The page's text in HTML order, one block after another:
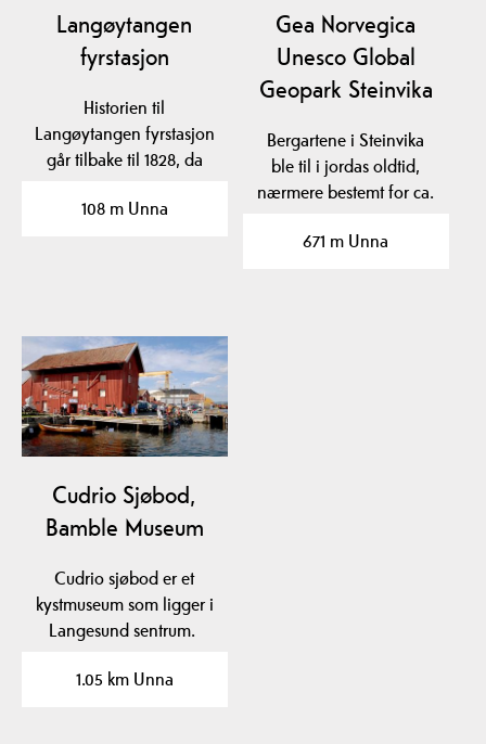
Langøytangen
fyrstasjon
Historien til
Langøytangen fyrstasjon
går tilbake til 1828, da
108 m Unna
Gea Norvegica
Unesco Global
Geopark Steinvika
Bergartene i Steinvika
ble til i jordas oldtid,
nærmere bestemt for ca.
671 m Unna
Cudrio Sjøbod,
Bamble Museum
Cudrio sjøbod er et
kystmuseum som ligger i
Langesund sentrum.
1.05 km Unna